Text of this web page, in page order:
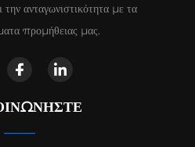
ανταγωνιστικότητα με τα
προμήθειας μας.